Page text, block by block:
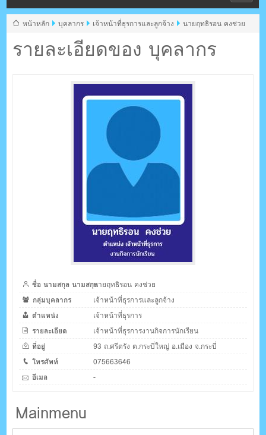
ตรัง กระบี่
รายละเอียดของ บุคลากร
หน้าหลัก บุคลากร เจ้าหน้าที่ธุรการและลูกจ้าง นายฤทธิรอน คงช่วย
ชื่อ นามสกุล นามสกุลนายฤทธิรอน คงช่วย
กลุ่มบุคลากร
เจ้าหน้าที่ธุรการและลูกจ้าง
ตำแหน่ง
เจ้าหน้าที่ธุรการ
รายละเอียด
เจ้าหน้าที่ธุรการงานกิจการนักเรียน
ที่อยู่
93 ถ.ศรีตรัง ต.กระบี่ใหญ่ อ.เมือง จ.กระบี่
โทรศัพท์
075663646
อีเมล
-
Mainmenu